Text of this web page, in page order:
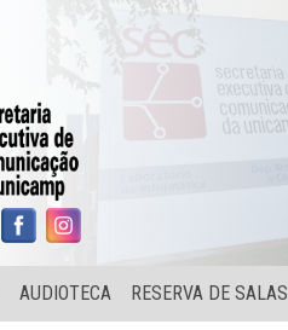
AUDIOTECA RESERVA DE SALAS